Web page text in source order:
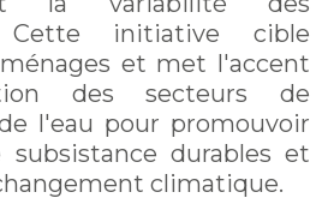
Cette initiative cible
et met l'accent
des secteurs de
l'eau pour promouvoir
durables et
climatique.